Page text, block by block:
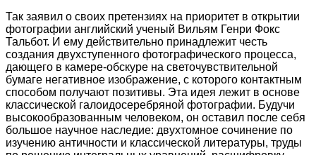
Так заявил о своих претензиях на приоритет в открытии
фотографии английский ученый Вильям Генри Фокс
Тальбот. И ему действительно принадлежит честь
создания двухступенного фотографического процесса,
дающего в камере-обскуре на светочувствительной
бумаге негативное изображение, с которого контактным
способом получают позитивы. Эта идея лежит в основе
классической галоидосеребряной фотографии. Будучи
высокообразованным человеком, он оставил после себя
большое научное наследие: двухтомное сочинение по
изучению античности и классической литературы, труды